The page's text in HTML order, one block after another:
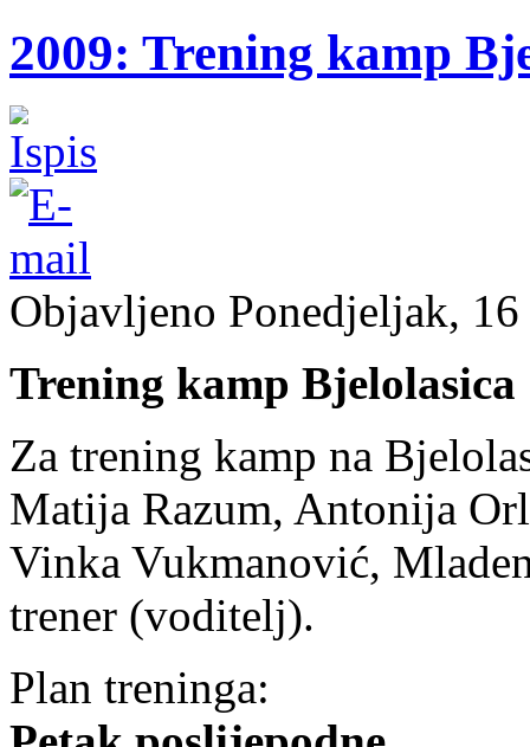
2009: Trening kamp
Objavljeno Ponedjeljak,
Trening kamp Bjelolasica
Za trening kamp na
Matija Razum, Antonija
Vinka Vukmanović,
trener (voditelj).
Plan treninga: